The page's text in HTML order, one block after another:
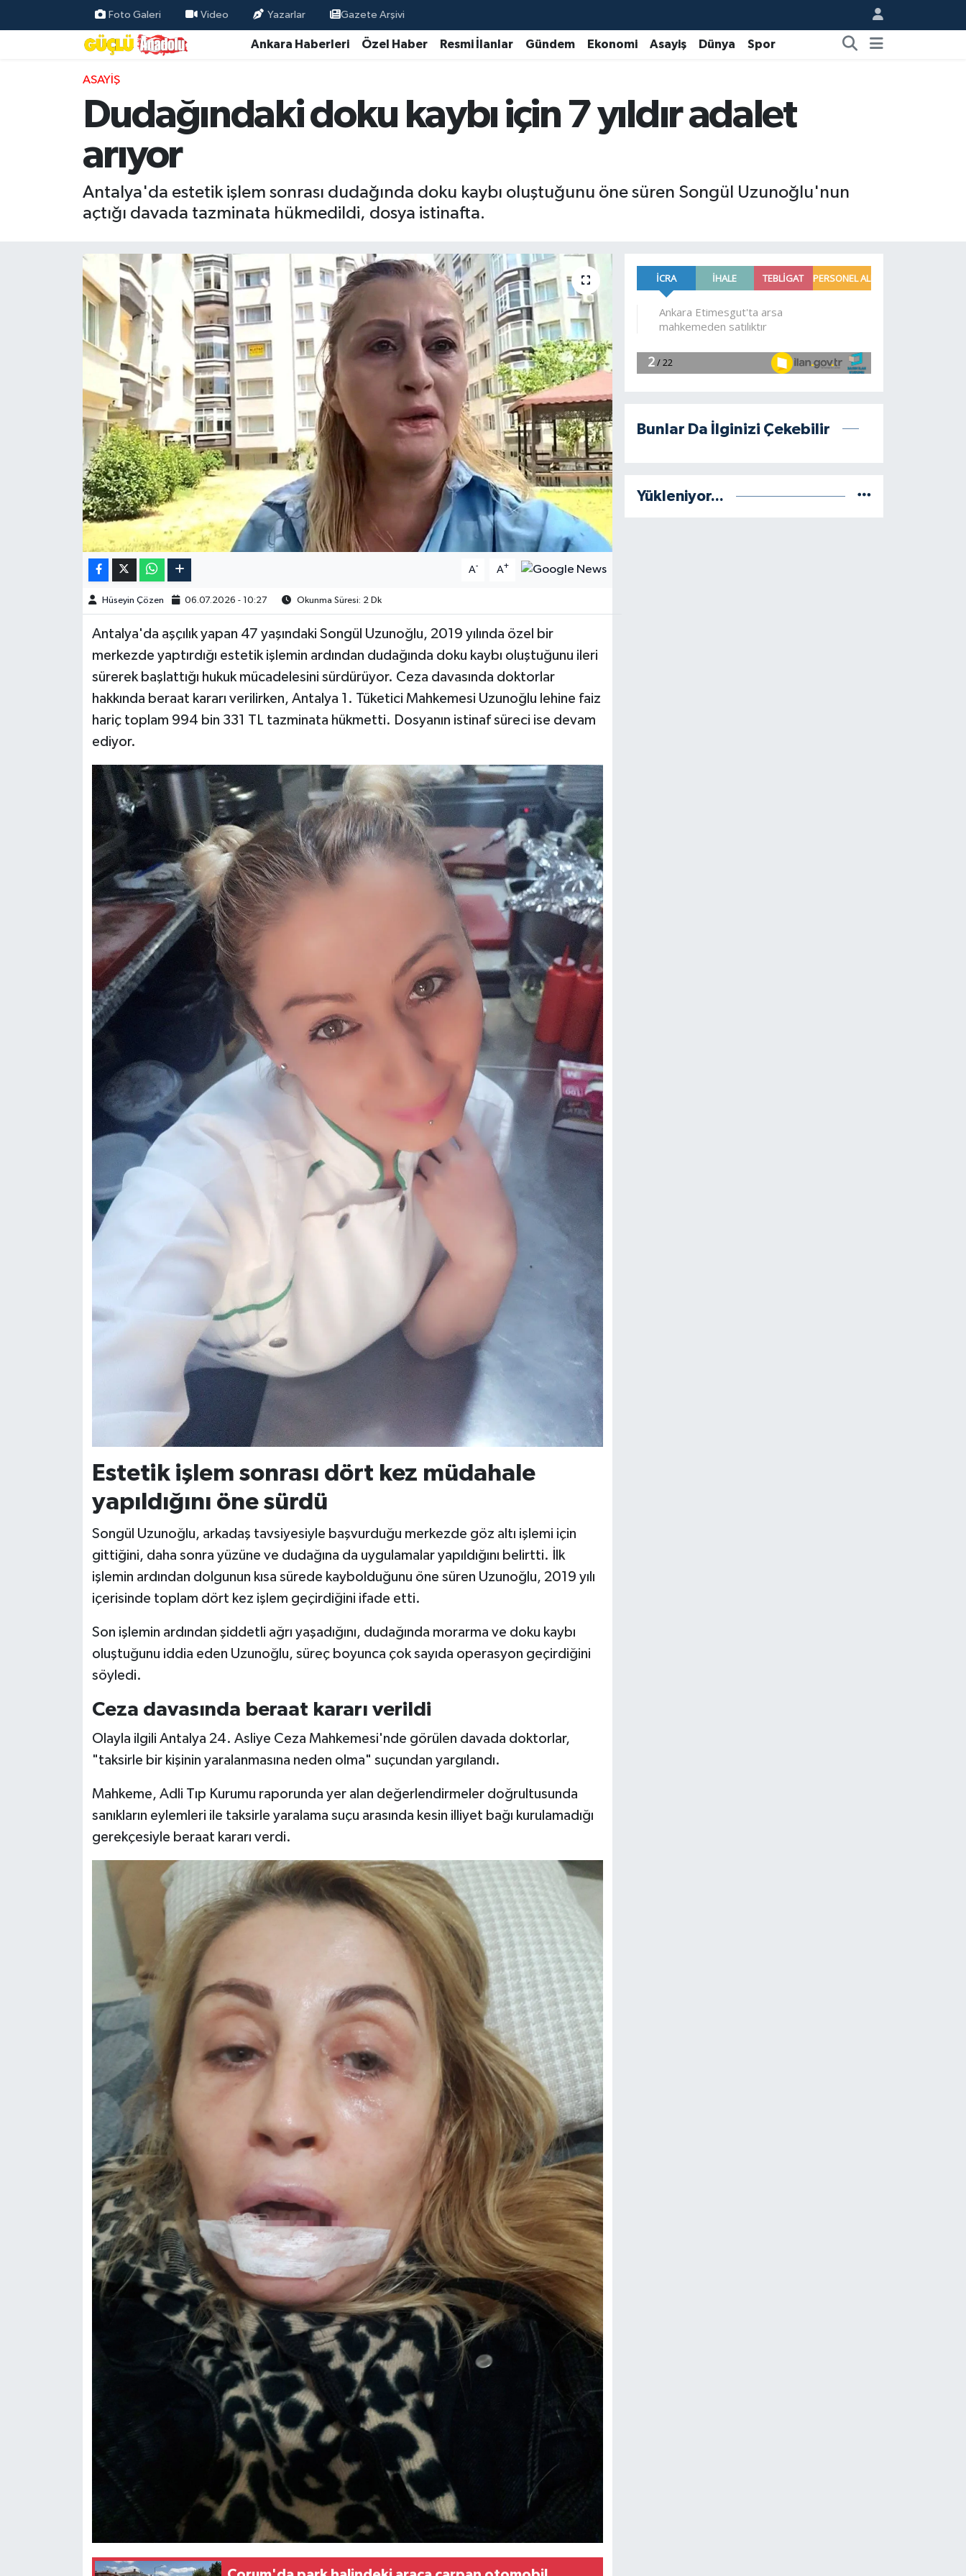
Foto Galeri Video Yazarlar Gazete Arşivi
Ankara Haberleri Özel Haber Resmi İlanlar Gündem Ekonomi Asayiş Dünya Spor
ASAYIŞ
Dudağındaki doku kaybı için 7 yıldır adalet
arıyor
Antalya'da estetik işlem sonrası dudağında doku kaybı oluştuğunu öne süren Songül Uzunoğlu'nun
açtığı davada tazminata hükmedildi, dosya istinafta.
A- A+
Hüseyin Çözen 06.07.2026 - 10:27 Okunma Süresi: 2 Dk
Antalya'da aşçılık yapan 47 yaşındaki Songül Uzunoğlu, 2019 yılında özel bir
merkezde yaptırdığı estetik işlemin ardından dudağında doku kaybı oluştuğunu ileri
sürerek başlattığı hukuk mücadelesini sürdürüyor. Ceza davasında doktorlar
hakkında beraat kararı verilirken, Antalya 1. Tüketici Mahkemesi Uzunoğlu lehine faiz
hariç toplam 994 bin 331 TL tazminata hükmetti. Dosyanın istinaf süreci ise devam
ediyor.
Estetik işlem sonrası dört kez müdahale
yapıldığını öne sürdü
Songül Uzunoğlu, arkadaş tavsiyesiyle başvurduğu merkezde göz altı işlemi için
gittiğini, daha sonra yüzüne ve dudağına da uygulamalar yapıldığını belirtti. İlk
işlemin ardından dolgunun kısa sürede kaybolduğunu öne süren Uzunoğlu, 2019 yılı
içerisinde toplam dört kez işlem geçirdiğini ifade etti.
Son işlemin ardından şiddetli ağrı yaşadığını, dudağında morarma ve doku kaybı
oluştuğunu iddia eden Uzunoğlu, süreç boyunca çok sayıda operasyon geçirdiğini
söyledi.
Ceza davasında beraat kararı verildi
Olayla ilgili Antalya 24. Asliye Ceza Mahkemesi'nde görülen davada doktorlar,
"taksirle bir kişinin yaralanmasına neden olma" suçundan yargılandı.
Mahkeme, Adli Tıp Kurumu raporunda yer alan değerlendirmeler doğrultusunda
sanıkların eylemleri ile taksirle yaralama suçu arasında kesin illiyet bağı kurulamadığı
gerekçesiyle beraat kararı verdi.
Bunlar Da İlginizi Çekebilir
Yükleniyor...
Özel Haber
Resmi İlanlar
Ekonomi
Gündem
Magazin
Burç Yorumları
Hava Durumu
Kim kimdir?
Kültür Sanat
Teknoloji
Yaşam-Çevre